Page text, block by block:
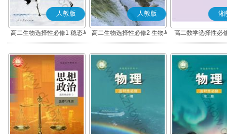
人教版
高二生物选择性必修1 稳态与
调节
人教版
高二生物选择性必修2 生物与
环境
湘
高二数学选择性必